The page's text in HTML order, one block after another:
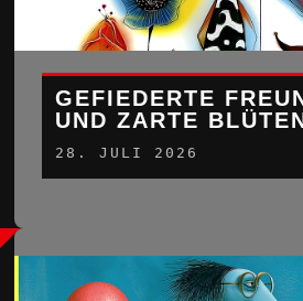
GEFIEDERTE
UND ZARTE
28. JULI 2026